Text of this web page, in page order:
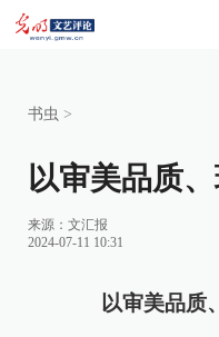
书虫 >
以审美品质
来源：文汇报
2024-07-11 10:31
以审美品质